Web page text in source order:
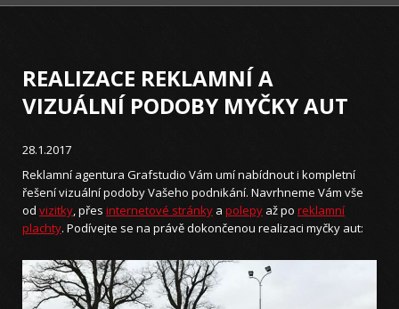
REALIZACE REKLAMNÍ A
VIZUÁLNÍ PODOBY MYČKY AUT
28.1.2017
Reklamní agentura Grafstudio Vám umí nabídnout i kompletní
řešení vizuální podoby Vašeho podnikání. Navrhneme Vám vše
od vizitky, přes internetové stránky a polepy až po reklamní
plachty. Podívejte se na právě dokončenou realizaci myčky aut: